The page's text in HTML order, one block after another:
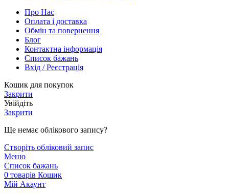
Про Нас
Оплата і доставка
Обмін та повернення
Блог
Контактна інформація
Список бажань
Вхід / Реєстрація
Кошик для покупок
Закрити
Увійдіть
Закрити
Ще немає облікового запису?
Створіть обліковий запис
Меню
Список бажань
0 товарів Кошик
Мій Акаунт